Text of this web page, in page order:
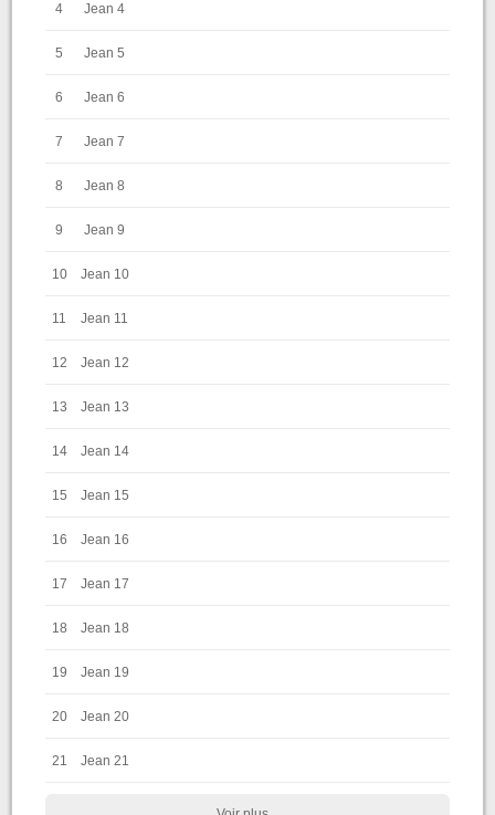
4 Jean 4
5 Jean 5
6 Jean 6
7 Jean 7
8 Jean 8
9 Jean 9
10 Jean 10
11 Jean 11
12 Jean 12
13 Jean 13
14 Jean 14
15 Jean 15
16 Jean 16
17 Jean 17
18 Jean 18
19 Jean 19
20 Jean 20
21 Jean 21